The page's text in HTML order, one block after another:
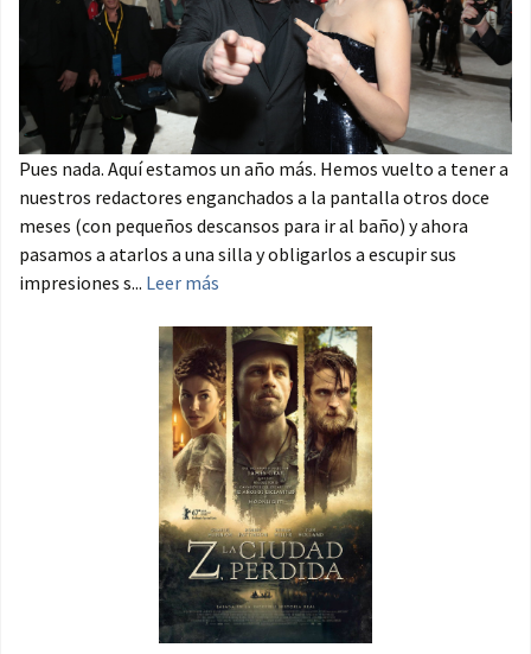
Pues nada. Aquí estamos un año más. Hemos vuelto a tener a
nuestros redactores enganchados a la pantalla otros doce
meses (con pequeños descansos para ir al baño) y ahora
pasamos a atarlos a una silla y obligarlos a escupir sus
impresiones s... Leer más